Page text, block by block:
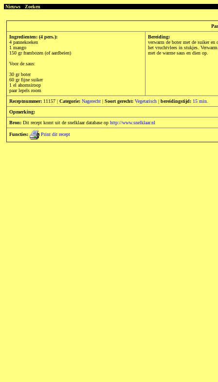
Nieuws Zoeken
Ingredienten: (4 pers.):
4 pannekoeken
1 mango
150 gr frambozen (of aardbeien)
Voor de saus:
30 gr boter
60 gr fijne suiker
1 el ahornsiroop
paar lepels room
Bereiding:
verwarm de boter met de suiker
het vruchtvlees in stukjes.
met de warme saus en dien op.
Receptnummer: 11157 | Categorie: Nagerecht | Soort gerecht: Vegetarisch | bereidingstijd: 15 min.
Opmerking:
Bron: Dit recept komt uit de snelklaar database op http://www.snelklaar.nl
Functies: Print dit recept